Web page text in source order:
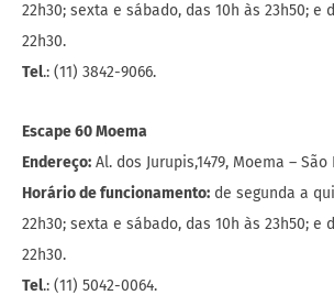
22h30; sexta e sábado, das 10h às 23h50; e
22h30.
Tel.: (11) 3842-9066.
Escape 60 Moema
Endereço: Al. dos Jurupis,1479, Moema – São
Horário de funcionamento: de segunda a
22h30; sexta e sábado, das 10h às 23h50; e
22h30.
Tel.: (11) 5042-0064.